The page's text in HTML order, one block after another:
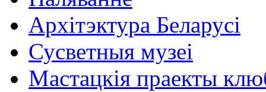
Архітэктура Беларусі
Сусветныя музеі
Мастацкія праекты